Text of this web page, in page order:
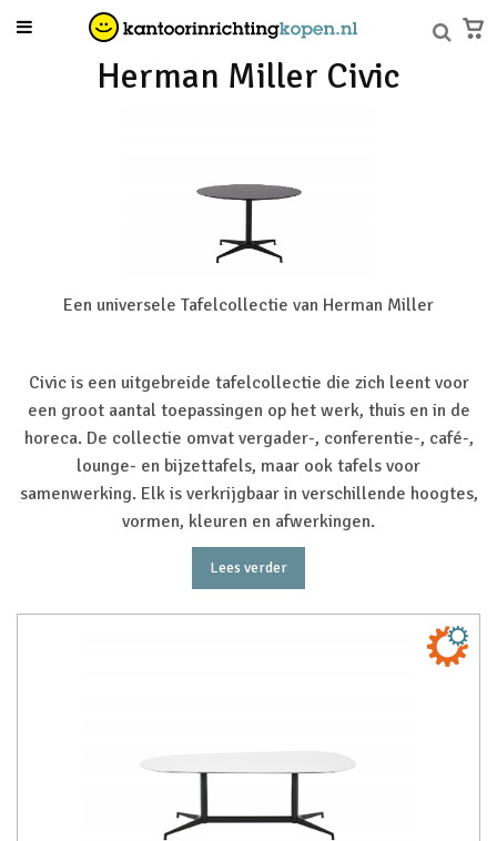
Herman Miller Civic
Een universele Tafelcollectie van Herman Miller
Civic is een uitgebreide tafelcollectie die zich leent voor
een groot aantal toepassingen op het werk, thuis en in de
horeca. De collectie omvat vergader-, conferentie-, café-,
lounge- en bijzettafels, maar ook tafels voor
samenwerking. Elk is verkrijgbaar in verschillende hoogtes,
vormen, kleuren en afwerkingen.
Lees verder